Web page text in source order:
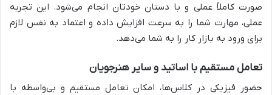
صورت کاملاً عملی و با دستان خودتان انجام می‌شود. این تجربه
عملی، مهارت شما را به سرعت افزایش داده و اعتماد به نفس لازم
برای ورود به بازار کار را به شما می‌دهد.
تعامل مستقیم با اساتید و سایر هنرجویان
حضور فیزیکی در کلاس‌ها، امکان تعامل مستقیم و بی‌واسطه با